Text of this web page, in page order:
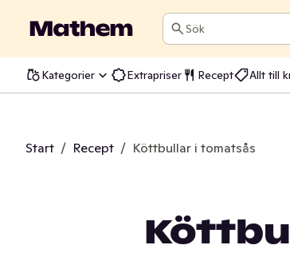
Sök
Kategorier Extrapriser Recept Allt till
Start / Recept / Köttbullar i tomatsås